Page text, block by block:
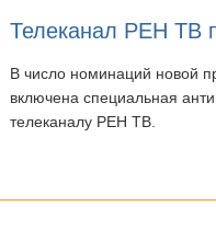
Телеканал РЕН ТВ
В число номинаций новой
включена специальная
телеканалу РЕН ТВ.